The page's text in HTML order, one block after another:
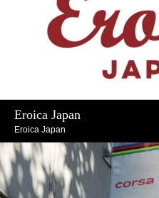
Eroica Japan
Eroica Japan